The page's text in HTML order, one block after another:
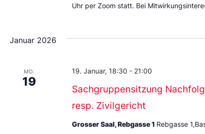
Uhr per Zoom statt. Bei
Januar 2026
MO.
19
Sachgruppensitzung
resp. Zivilgericht
19. Januar, 18:30 - 21:00
Grosser Saal, Rebgasse 1 Rebgasse